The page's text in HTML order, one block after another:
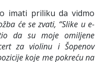
imati priliku da vidmo
će se zvati, “Slike u e-
da su moje omiljene
za violinu i Šopenov
koje me pokreću na